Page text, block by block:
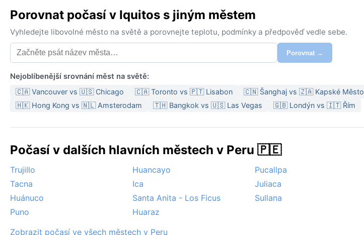
Porovnat počasí v Iquitos s jiným městem
Vyhledejte libovolné město na světě a porovnejte teplotu, podmínky a předpověď vedle sebe.
Porovnat →
Nejoblíbenější srovnání měst na světě:
🇨🇦 Vancouver vs 🇺🇸 Chicago 🇨🇦 Toronto vs 🇵🇹 Lisabon
🇨🇳 Šanghaj vs 🇿🇦 Kapské Město
🇭🇰 Hong Kong vs 🇳🇱 Amsterodam
🇹🇭 Bangkok vs 🇺🇸 Las Vegas 🇬🇧 Londýn vs 🇮🇹 Řím
Počasí v dalších hlavních městech v Peru 🇵🇪
Trujillo Huancayo Pucallpa
Tacna
Ica Juliaca
Huánuco
Santa Anita - Los Ficus Sullana
Puno
Huaraz
Zobrazit počasí ve všech městech v Peru